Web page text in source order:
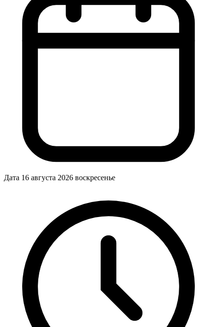
Дата 16 августа 2026 воскресенье